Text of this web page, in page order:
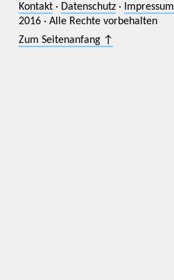
Kontakt· Datenschutz· Impressum
2016 · Alle Rechte vorbehalten
Zum Seitenanfang ↑